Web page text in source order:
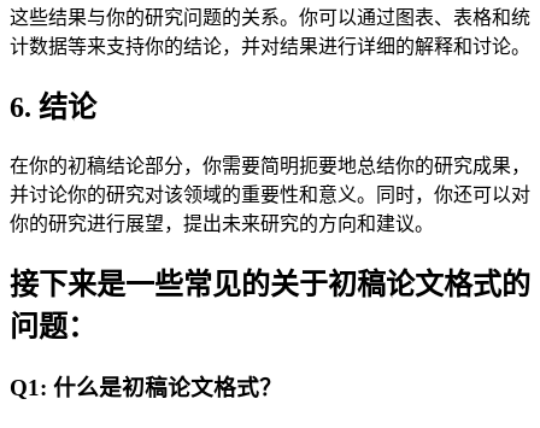
这些结果与你的研究问题的关系。你可以通过图表、表格和统
计数据等来支持你的结论，并对结果进行详细的解释和讨论。
6. 结论
在你的初稿结论部分，你需要简明扼要地总结你的研究成果，
并讨论你的研究对该领域的重要性和意义。同时，你还可以对
你的研究进行展望，提出未来研究的方向和建议。
接下来是一些常见的关于初稿论文格式的
问题：
Q1: 什么是初稿论文格式？